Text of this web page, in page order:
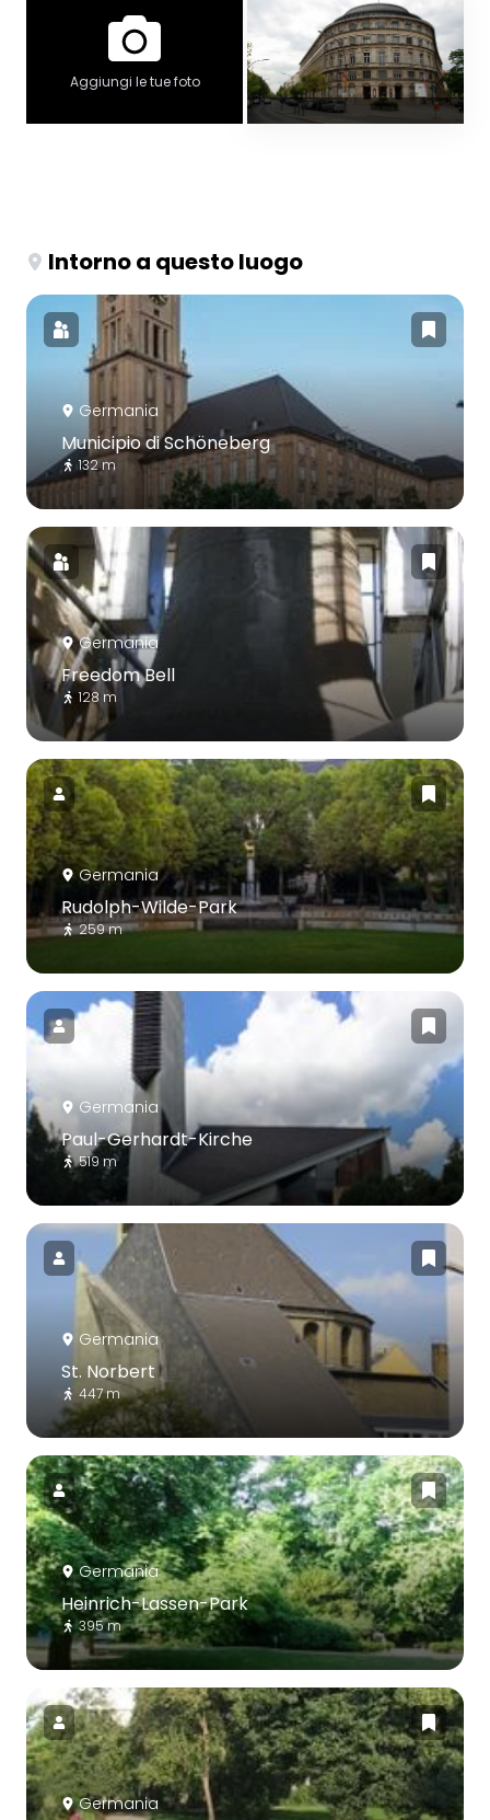
Aggiungi le tue foto
Intorno a questo luogo
Germania
Municipio di Schöneberg
132 m
Germania
Freedom Bell
128 m
Germania
Rudolph-Wilde-Park
259 m
Germania
Paul-Gerhardt-Kirche
519 m
Germania
St. Norbert
447 m
Germania
Heinrich-Lassen-Park
395 m
Germania